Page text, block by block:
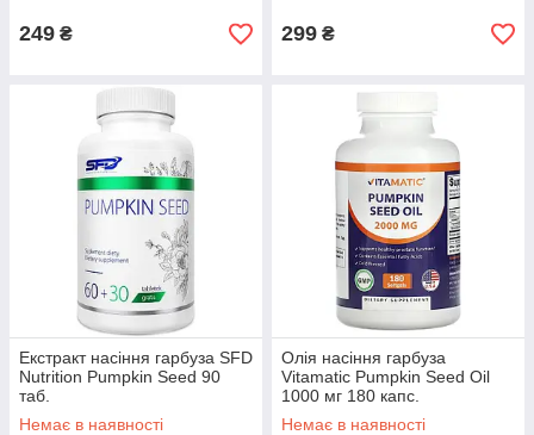
249 ₴ 299 ₴
Екстракт насіння гарбуза SFD
Nutrition Pumpkin Seed 90
таб.
Немає в наявності
Олія насіння гарбуза
Vitamatic Pumpkin Seed Oil
1000 мг 180 капс.
Немає в наявності